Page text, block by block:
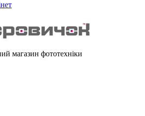
магазин фототехніки